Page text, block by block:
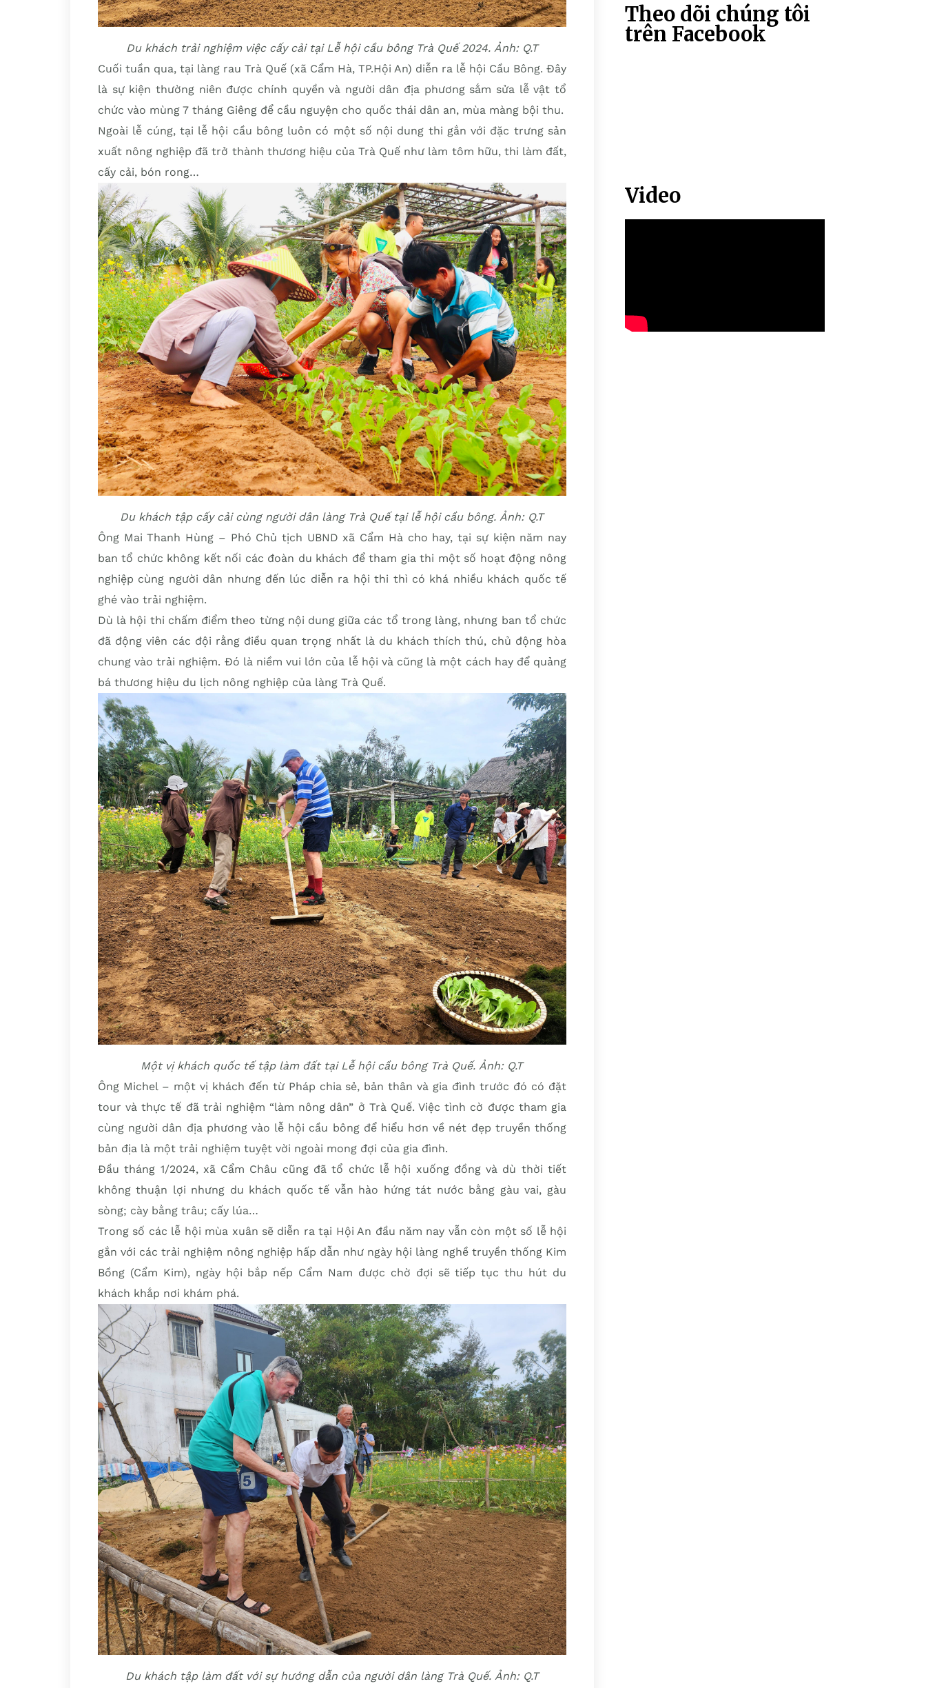
Du khách trải nghiệm việc cấy cải tại Lễ hội cầu bông Trà Quế 2024. Ảnh: Q.T
Cuối tuần qua, tại làng rau Trà Quế (xã Cẩm Hà, TP.Hội An) diễn ra lễ hội Cầu Bông. Đây
là sự kiện thường niên được chính quyền và người dân địa phương sắm sửa lễ vật tổ
chức vào mùng 7 tháng Giêng để cầu nguyện cho quốc thái dân an, mùa màng bội thu.
Ngoài lễ cúng, tại lễ hội cầu bông luôn có một số nội dung thi gắn với đặc trưng sản
xuất nông nghiệp đã trở thành thương hiệu của Trà Quế như làm tôm hữu, thi làm đất,
cấy cải, bón rong…
Du khách tập cấy cải cùng người dân làng Trà Quế tại lễ hội cầu bông. Ảnh: Q.T
Ông Mai Thanh Hùng – Phó Chủ tịch UBND xã Cẩm Hà cho hay, tại sự kiện năm nay
ban tổ chức không kết nối các đoàn du khách để tham gia thi một số hoạt động nông
nghiệp cùng người dân nhưng đến lúc diễn ra hội thi thì có khá nhiều khách quốc tế
ghé vào trải nghiệm.
Dù là hội thi chấm điểm theo từng nội dung giữa các tổ trong làng, nhưng ban tổ chức
đã động viên các đội rằng điều quan trọng nhất là du khách thích thú, chủ động hòa
chung vào trải nghiệm. Đó là niềm vui lớn của lễ hội và cũng là một cách hay để quảng
bá thương hiệu du lịch nông nghiệp của làng Trà Quế.
Một vị khách quốc tế tập làm đất tại Lễ hội cầu bông Trà Quế. Ảnh: Q.T
Ông Michel – một vị khách đến từ Pháp chia sẻ, bản thân và gia đình trước đó có đặt
tour và thực tế đã trải nghiệm “làm nông dân” ở Trà Quế. Việc tình cờ được tham gia
cùng người dân địa phương vào lễ hội cầu bông để hiểu hơn về nét đẹp truyền thống
bản địa là một trải nghiệm tuyệt vời ngoài mong đợi của gia đình.
Đầu tháng 1/2024, xã Cẩm Châu cũng đã tổ chức lễ hội xuống đồng và dù thời tiết
không thuận lợi nhưng du khách quốc tế vẫn hào hứng tát nước bằng gàu vai, gàu
sòng; cày bằng trâu; cấy lúa…
Trong số các lễ hội mùa xuân sẽ diễn ra tại Hội An đầu năm nay vẫn còn một số lễ hội
gắn với các trải nghiệm nông nghiệp hấp dẫn như ngày hội làng nghề truyền thống Kim
Bồng (Cẩm Kim), ngày hội bắp nếp Cẩm Nam được chờ đợi sẽ tiếp tục thu hút du
khách khắp nơi khám phá.
Du khách tập làm đất với sự hướng dẫn của người dân làng Trà Quế. Ảnh: Q.T
Theo dõi chúng tôi
trên Facebook
Video